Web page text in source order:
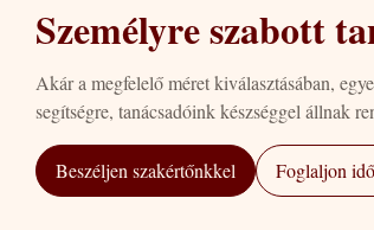
Személyre szabott
Akár a megfelelő méret kiválasztásában,
segítségre, tanácsadóink készséggel állnak
Beszéljen szakértőnkkel Foglaljon